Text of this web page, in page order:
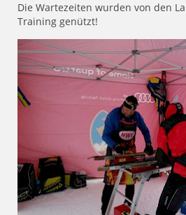
Die Wartezeiten wurden von den
Training genützt!